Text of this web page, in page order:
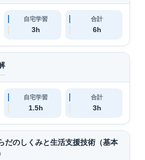
自宅学習
3h
合計
6h
自宅学習
1.5h
合計
3h
だのしくみと生活支援技術（基本